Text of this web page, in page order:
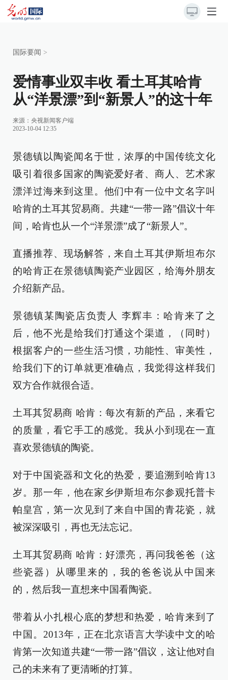
国际要闻 >
爱情事业双丰收 看土耳其哈肯
从“洋景漂”到“新景人”的这十年
来源： 央视新闻客户端
2023-10-04 12:35
景德镇以陶瓷闻名于世，浓厚的中国传统文化
吸引着很多国家的陶瓷爱好者、商人、艺术家
漂洋过海来到这里。他们中有一位中文名字叫
哈肯的土耳其贸易商。共建“一带一路”倡议十年
间，哈肯也从一个“洋景漂”成了“新景人”。
直播推荐、现场解答，来自土耳其伊斯坦布尔
的哈肯正在景德镇陶瓷产业园区，给海外朋友
介绍新产品。
景德镇某陶瓷店负责人 李辉丰：哈肯来了之
后，他不光是给我们打通这个渠道，（同时）
根据客户的一些生活习惯，功能性、审美性，
给我们下的订单就更准确点，我觉得这样我们
双方合作就很合适。
土耳其贸易商 哈肯：每次有新的产品，来看它
的质量，看它手工的感觉。我从小到现在一直
喜欢景德镇的陶瓷。
对于中国瓷器和文化的热爱，要追溯到哈肯13
岁。那一年，他在家乡伊斯坦布尔参观托普卡
帕皇宫，第一次见到了来自中国的青花瓷，就
被深深吸引，再也无法忘记。
土耳其贸易商 哈肯：好漂亮，再问我爸爸（这
些瓷器）从哪里来的，我的爸爸说从中国来
的，然后我一直想来中国看陶瓷。
带着从小扎根心底的梦想和热爱，哈肯来到了
中国。2013年，正在北京语言大学读中文的哈
肯第一次知道共建“一带一路”倡议，这让他对自
己的未来有了更清晰的打算。